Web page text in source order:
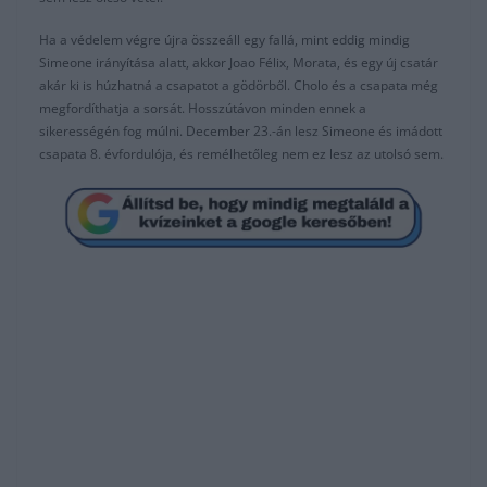
Ha a védelem végre újra összeáll egy fallá, mint eddig mindig
Simeone irányítása alatt, akkor Joao Félix, Morata, és egy új csatár
akár ki is húzhatná a csapatot a gödörből. Cholo és a csapata még
megfordíthatja a sorsát. Hosszútávon minden ennek a
sikerességén fog múlni. December 23.-án lesz Simeone és imádott
csapata 8. évfordulója, és remélhetőleg nem ez lesz az utolsó sem.